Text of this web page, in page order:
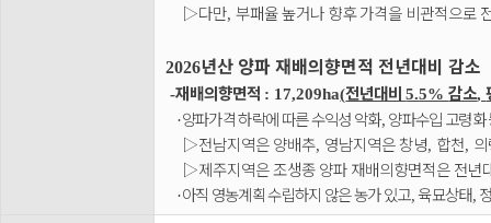
▷다만,부패율 높거나 향후 가격을 비관적으로
2026년산 양파 재배의향면적 전년대비 감소
-재배의향면적 : 17,209ha(전년대비5.5%감소,
·양파가격 하락에 따른 수익성 악화, 양파수입 고령
▷전남지역은 양배추, 영남지역은 창녕, 합천,
▷제주지역은 조생종 양파 재배의향면적은 전년
·아직 영농계획 수립하지 않은 농가 있고,육묘상태,